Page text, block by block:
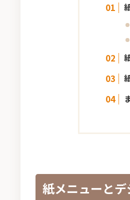
紙メニューと